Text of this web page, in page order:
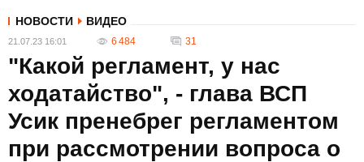
НОВОСТИ ВИДЕО
21.07.23 16:01 6 484 31
"Какой регламент, у нас
ходатайство", - глава ВСП
Усик пренебрег регламентом
при рассмотрении вопроса о